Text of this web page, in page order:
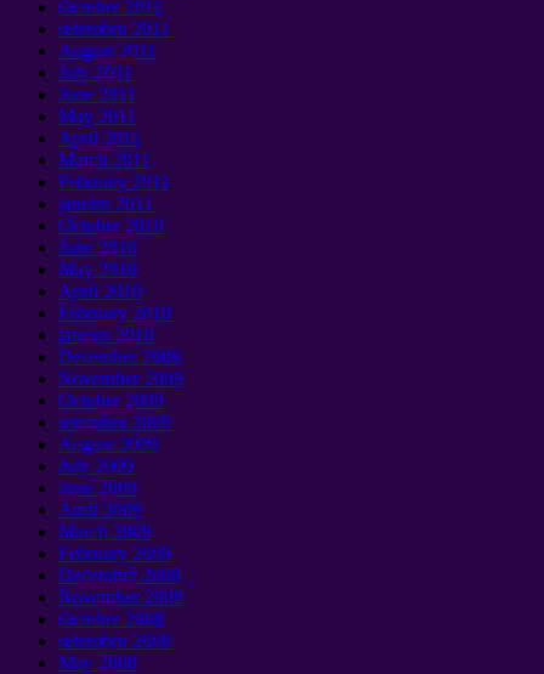
October2011
setembro 2011
August 2011
July 2011
June 2011
May 2011
April 2011
March 2011
February 2011
janeiro 2011
October2010
June 2010
May 2010
April 2010
February 2010
janeiro 2010
December2009
November2009
October2009
setembro 2009
August 2009
July 2009
June 2009
April 2009
March 2009
February 2009
December2008
November2008
October2008
setembro 2008
May 2008